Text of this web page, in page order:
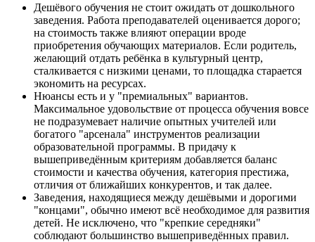
Дешёвого обучения не стоит ожидать от дошкольного
заведения. Работа преподавателей оценивается дорого;
на стоимость также влияют операции вроде
приобретения обучающих материалов. Если родитель,
желающий отдать ребёнка в культурный центр,
сталкивается с низкими ценами, то площадка старается
экономить на ресурсах.
Нюансы есть и у "премиальных" вариантов.
Максимальное удовольствие от процесса обучения вовсе
не подразумевает наличие опытных учителей или
богатого "арсенала" инструментов реализации
образовательной программы. В придачу к
вышеприведённым критериям добавляется баланс
стоимости и качества обучения, категория престижа,
отличия от ближайших конкурентов, и так далее.
Заведения, находящиеся между дешёвыми и дорогими
"концами", обычно имеют всё необходимое для развития
детей. Не исключено, что "крепкие середняки"
соблюдают большинство вышеприведённых правил.